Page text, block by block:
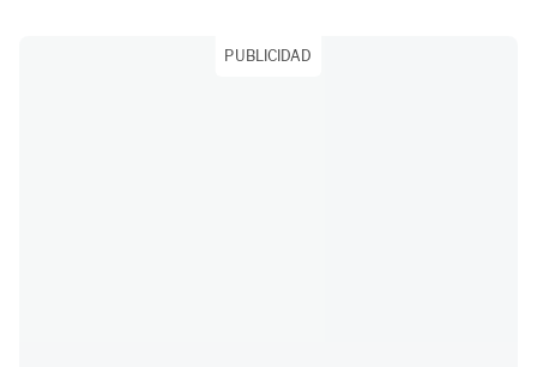
PUBLICIDAD